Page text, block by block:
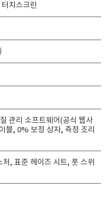
치스크린
관리 소프트웨어(공식 웹사
블, 0% 보정 상자, 측정 조리
, 표준 헤이즈 시트, 풋 스위